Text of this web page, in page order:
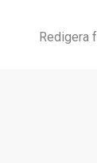
Redigera